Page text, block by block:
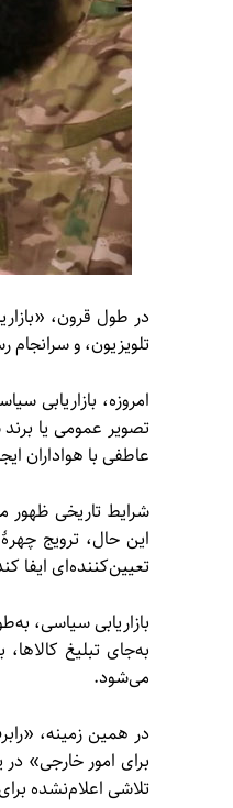
در طول قرون،
تلویزیون، و
امروزه،
تصویر عمومی یا
عاطفی با هواداران
شرایط تاریخی ظهور
این حال، ترویج
تعیین‌کننده‌ای ایفا
بازاریابی سیاسی،
به‌جای تبلیغ
می‌شود.
در همین زمینه،
برای امور خارجی»
تلاشی اعلام‌نشده